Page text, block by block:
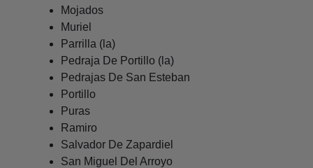
Mojados
Muriel
Parrilla (la)
Pedraja De Portillo (la)
Pedrajas De San Esteban
Portillo
Puras
Ramiro
Salvador De Zapardiel
San Miguel Del Arroyo